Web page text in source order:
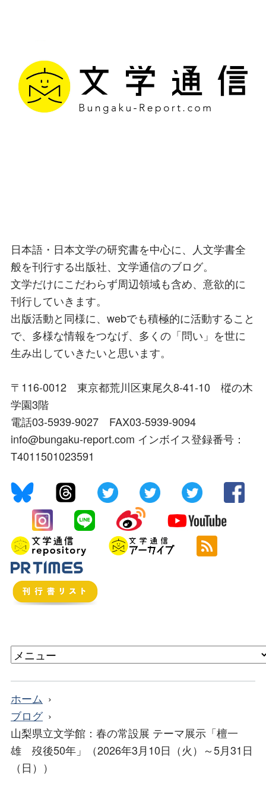
日本語・日本文学の研究書を中心に、人文学書全
般を刊行する出版社、文学通信のブログ。
文学だけにこだわらず周辺領域も含め、意欲的に
刊行していきます。
出版活動と同様に、webでも積極的に活動すること
で、多様な情報をつなげ、多くの「問い」を世に
生み出していきたいと思います。
〒116-0012 東京都荒川区東尾久8-41-10 樅の木
学園3階
電話03-5939-9027 FAX03-5939-9094
info@bungaku-report.com インボイス登録番号：
T4011501023591
ホーム
ブログ
山梨県立文学館：春の常設展 テーマ展示「檀一
雄 歿後50年」（2026年3月10日（火）～5月31日
（日））